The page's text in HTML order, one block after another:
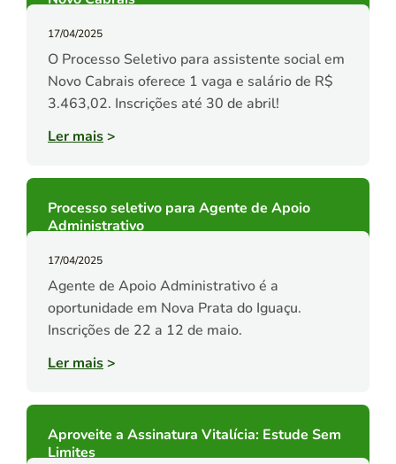
17/04/2025
O Processo Seletivo para assistente social em
Novo Cabrais oferece 1 vaga e salário de R$
3.463,02. Inscrições até 30 de abril!
Ler mais>
Processo seletivo para Agente de Apoio
Administrativo
17/04/2025
Agente de Apoio Administrativo é a
oportunidade em Nova Prata do Iguaçu.
Inscrições de 22 a 12 de maio.
Ler mais>
Aproveite a Assinatura Vitalícia: Estude Sem
Limites